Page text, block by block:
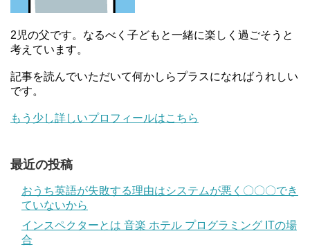
2児の父です。なるべく子どもと一緒に楽しく過ごそうと
考えています。
記事を読んでいただいて何かしらプラスになればうれしい
です。
もう少し詳しいプロフィールはこちら
最近の投稿
おうち英語が失敗する理由はシステムが悪く〇〇〇でき
ていないから
インスペクターとは 音楽 ホテル プログラミング ITの場
合